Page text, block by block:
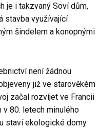
je i takzvaný Soví dům,
stavba využívající
šindelem a konopnými
není žádnou
již ve starověkém
začal rozvíjet ve Francii
v 80. letech minulého
staví ekologické domy